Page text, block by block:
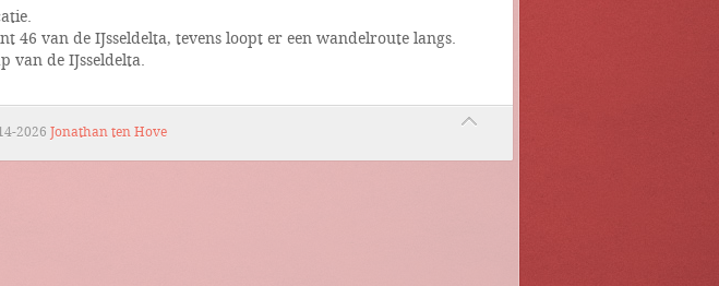
46 van de IJsseldelta, tevens loopt er een wandelroute langs.
van de IJsseldelta.
2026 Jonathan ten Hove